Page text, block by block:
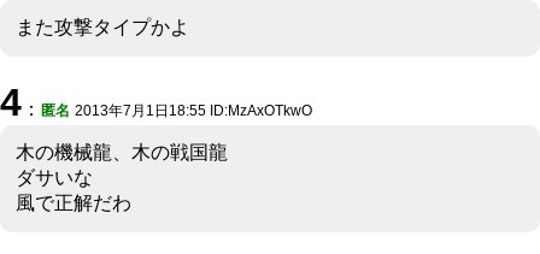
また攻撃タイプかよ
4 ： 匿名 2013年7月1日18:55 ID:MzAxOTkwO
木の機械龍、木の戦国龍
ダサいな
風で正解だわ